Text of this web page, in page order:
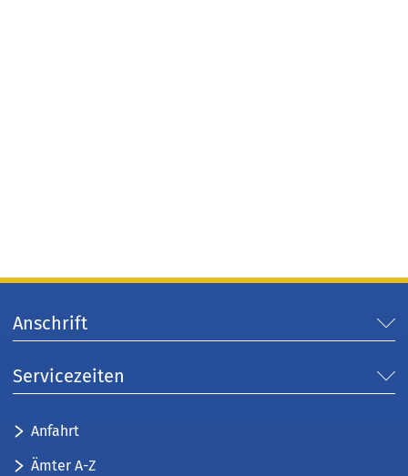
Anschrift
Servicezeiten
Anfahrt
Ämter A-Z